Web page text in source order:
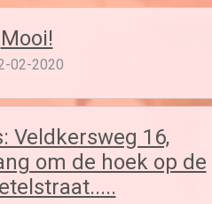
Mooi!
02-2020
Veldkersweg 16,
om de hoek op de